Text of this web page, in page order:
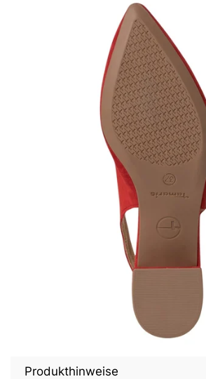
Produkthinweise